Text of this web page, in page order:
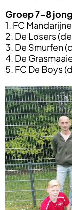
Groep 7-8
1. FC
2. De Losers
3. De Smurfen
4. De
5. FC De Boys